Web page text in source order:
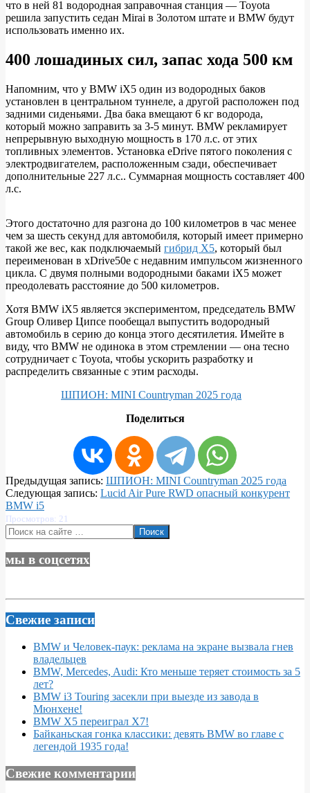
что в ней 81 водородная заправочная станция — Toyota
решила запустить седан Mirai в Золотом штате и BMW будут
использовать именно их.
400 лошадиных сил, запас хода 500 км
Напомним, что у BMW iX5 один из водородных баков
установлен в центральном туннеле, а другой расположен под
задними сиденьями. Два бака вмещают 6 кг водорода,
который можно заправить за 3-5 минут. BMW рекламирует
непрерывную выходную мощность в 170 л.с. от этих
топливных элементов. Установка eDrive пятого поколения с
электродвигателем, расположенным сзади, обеспечивает
дополнительные 227 л.с.. Суммарная мощность составляет 400
л.с.
Этого достаточно для разгона до 100 километров в час менее
чем за шесть секунд для автомобиля, который имеет примерно
такой же вес, как подключаемый гибрид X5, который был
переименован в xDrive50e с недавним импульсом жизненного
цикла. С двумя полными водородными баками iX5 может
преодолевать расстояние до 500 километров.
Хотя BMW iX5 является экспериментом, председатель BMW
Group Оливер Ципсе пообещал выпустить водородный
автомобиль в серию до конца этого десятилетия. Имейте в
виду, что BMW не одинока в этом стремлении — она тесно
сотрудничает с Toyota, чтобы ускорить разработку и
распределить связанные с этим расходы.
ШПИОН: MINI Countryman 2025 года
Поделиться
2023-
02-
16
Предыдущая запись: ШПИОН: MINI Countryman 2025 года
Следующая запись: Lucid Air Pure RWD опасный конкурент
BMW i5
Просмотров: 21
Поиск
мы в соцсетях
Свежие записи
BMW и Человек-паук: реклама на экране вызвала гнев
владельцев
BMW, Mercedes, Audi: Кто меньше теряет стоимость за 5
лет?
BMW i3 Touring засекли при выезде из завода в
Мюнхене!
BMW X5 переиграл X7!
Байканьская гонка классики: девять BMW во главе с
легендой 1935 года!
Свежие комментарии